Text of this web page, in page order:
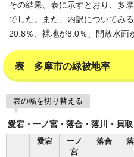
その結果、表に示すとおり、多
でした。また、内訳についてみ
20.8％、裸地が8.0％、開放水面
表 多摩市の緑被地率
表の幅を切り替える
愛宕・一ノ宮・落合・落川・貝
愛宕
一ノ
宮
落合 落